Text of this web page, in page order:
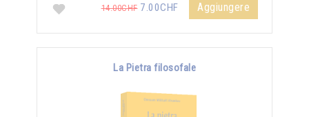
14.00CHF7.00CHF Aggiungere
La Pietra filosofale